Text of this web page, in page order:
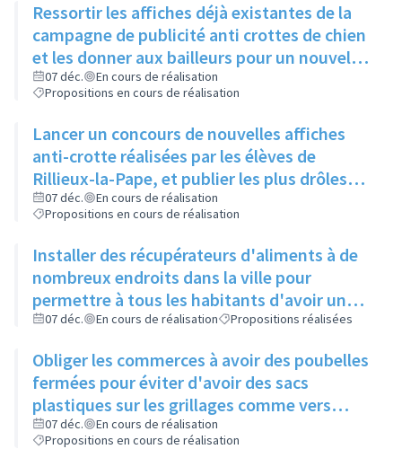
Ressortir les affiches déjà existantes de la
campagne de publicité anti crottes de chien
et les donner aux bailleurs pour un nouvel
affichage, les remettre également dans le
Rilliard
07 déc.
En cours de réalisation
Propositions en cours de réalisation
Lancer un concours de nouvelles affiches
anti-crotte réalisées par les élèves de
Rillieux-la-Pape, et publier les plus drôles
sur les réseaux sociaux de la ville
07 déc.
En cours de réalisation
Propositions en cours de réalisation
Installer des récupérateurs d'aliments à de
nombreux endroits dans la ville pour
permettre à tous les habitants d'avoir un
bac à proximité, quelque soit son quartier
07 déc. En cours de réalisation Propositions réalisées
Obliger les commerces à avoir des poubelles
fermées pour éviter d'avoir des sacs
plastiques sur les grillages comme vers
Boucherie André
07 déc.
En cours de réalisation
Propositions en cours de réalisation